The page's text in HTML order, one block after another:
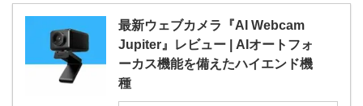
最新ウェブカメラ『AI Webcam
Jupiter』レビュー | AIオートフォ
ーカス機能を備えたハイエンド機
種